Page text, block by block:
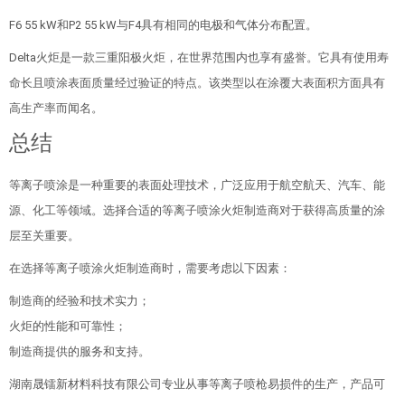
F6 55 kW和P2 55 kW与F4具有相同的电极和气体分布配置。
Delta火炬是一款三重阳极火炬，在世界范围内也享有盛誉。它具有使用寿
命长且喷涂表面质量经过验证的特点。该类型以在涂覆大表面积方面具有
高生产率而闻名。
总结
等离子喷涂是一种重要的表面处理技术，广泛应用于航空航天、汽车、能
源、化工等领域。选择合适的等离子喷涂火炬制造商对于获得高质量的涂
层至关重要。
在选择等离子喷涂火炬制造商时，需要考虑以下因素：
制造商的经验和技术实力；
火炬的性能和可靠性；
制造商提供的服务和支持。
湖南晟镭新材料科技有限公司专业从事等离子喷枪易损件的生产，产品可